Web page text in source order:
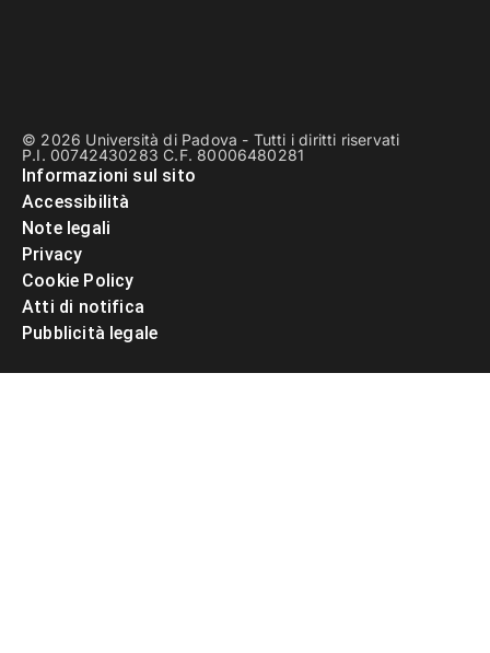
© 2026 Università di Padova - Tutti i diritti riservati
P.I. 00742430283 C.F. 80006480281
Informazioni sul sito
Accessibilità
Note legali
Privacy
Cookie Policy
Atti di notifica
Pubblicità legale